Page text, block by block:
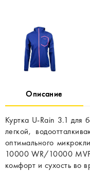
Описание
Куртка U-Rain 3.1 для
легкой,
оптимального
10000 WR/10000 MVP
комфорт и сухость во